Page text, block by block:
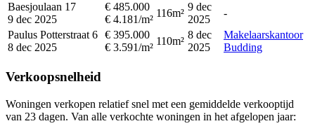
Baesjoulaan 17
9 dec 2025
€ 485.000
€ 4.181/m²
116m²
9 dec
2025
-
Paulus Potterstraat 6
8 dec 2025
€ 395.000
€ 3.591/m²
110m²
8 dec
2025
Makelaarskantoor
Budding
Verkoopsnelheid
Woningen verkopen relatief snel met een gemiddelde verkooptijd
van 23 dagen. Van alle verkochte woningen in het afgelopen jaar: